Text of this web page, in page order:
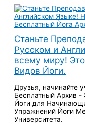
Перейти
содержимому
Станьте
Русском и
всему миру!
Видов Йоги.
Друзья, начинайте
Бесплатный Архив
Йоги для
Упражнений Йоги
Университета.